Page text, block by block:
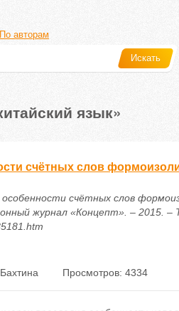
По авторам
Искать
язык»
счётных слов
счётных слов
журнал «Концепт». – 2015. –
Просмотров: 4334